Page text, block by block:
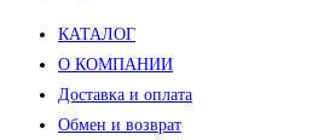
КАТАЛОГ
О КОМПАНИИ
Доставка и оплата
Обмен и возврат